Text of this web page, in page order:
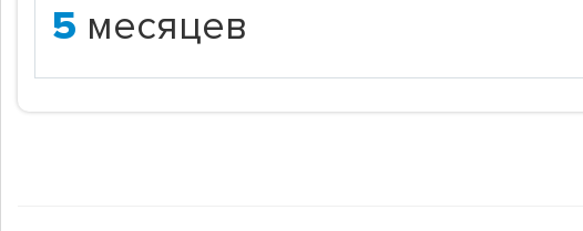
5 месяцев